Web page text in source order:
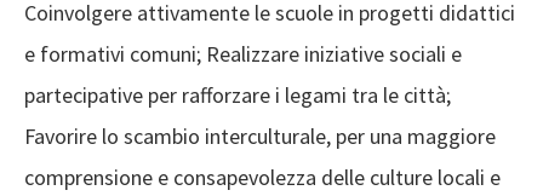
Coinvolgere attivamente le scuole in progetti didattici
e formativi comuni; Realizzare iniziative sociali e
partecipative per rafforzare i legami tra le città;
Favorire lo scambio interculturale, per una maggiore
comprensione e consapevolezza delle culture locali e